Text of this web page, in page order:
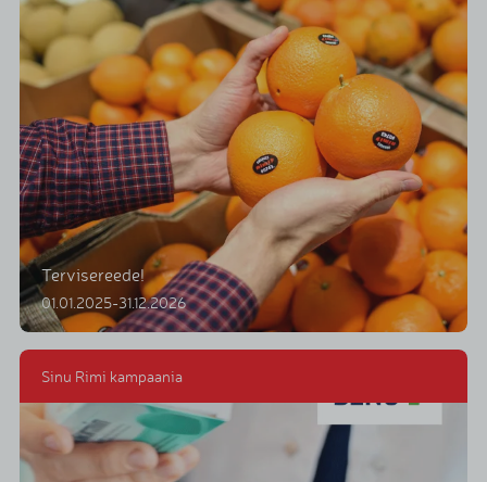
Tervisereede!
01.01.2025-31.12.2026
Sinu Rimi kampaania